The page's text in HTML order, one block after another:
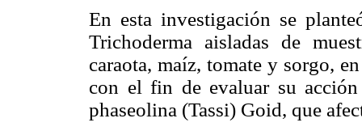
En esta investigación se
Trichoderma aisladas de
caraota, maíz, tomate y sorgo,
con el fin de evaluar su
phaseolina (Tassi) Goid, que